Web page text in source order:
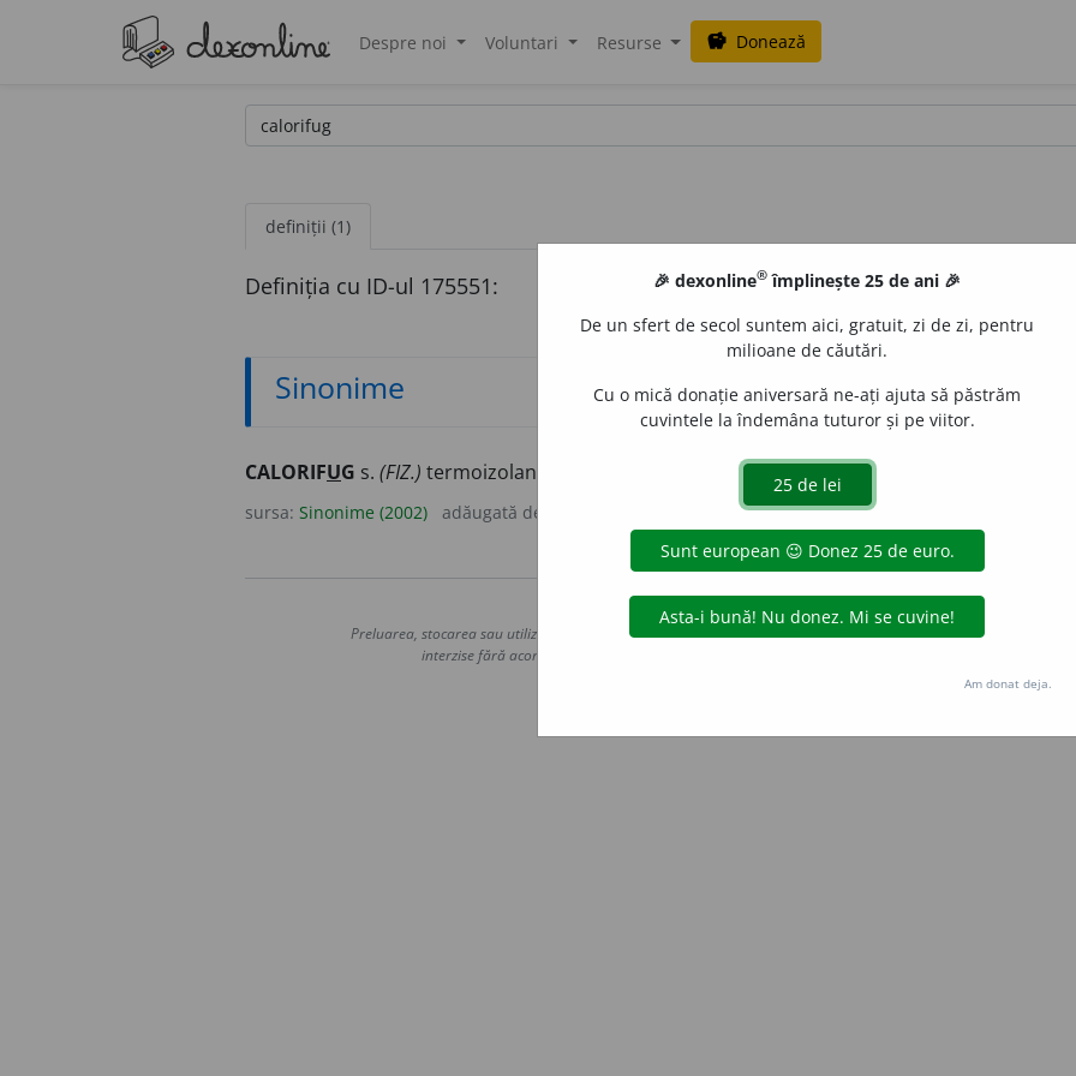
Despre noi Voluntari Resurse savings Donează
definiții (1)
Definiția cu ID-ul 175551:
Sinonime
CALORIFUG s. (FIZ.) termoizolant, termoizolator, izolant termic.
sursa: Sinonime (2002) adăugată de
Copyright © 2004-2026 dexonline (https://dexonline.ro)
Preluarea, stocarea sau utilizarea datelor de pe acest site, inclusiv prin orice metode de extragere automată
interzise fără acordul nostru prealabil scris, cu excepția seturilor de date oferite oficial spre utilizare
Hosterion
🎉 dexonline® împlinește 25 de ani 🎉
De un sfert de secol suntem aici, gratuit, zi de zi, pentru
milioane de căutări.
Cu o mică donație aniversară ne-ați ajuta să păstrăm
cuvintele la îndemâna tuturor și pe viitor.
Am donat deja.